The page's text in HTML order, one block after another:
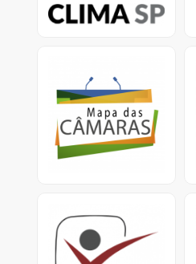
climáticas.
Informações sobre Gasto
com pessoal e custeio
no Legislativo nos
municípios.
Relatórios consolidados
para divulgação